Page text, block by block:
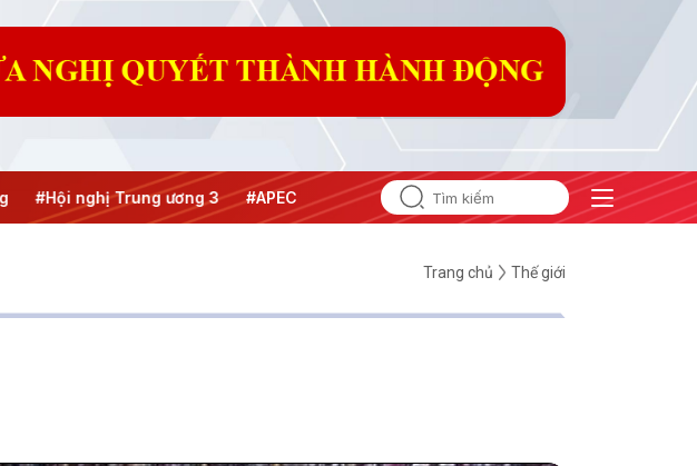
#Hội nghị Trung ương 3 #APEC 2027
Trang chủ Thế giới